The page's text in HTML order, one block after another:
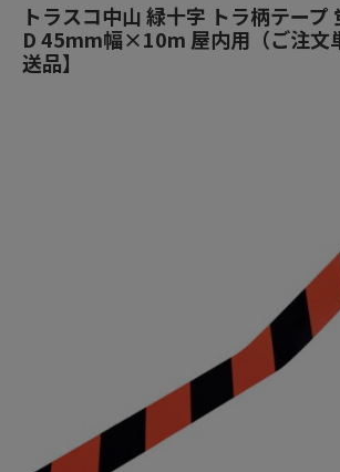
トラスコ中山 緑十字 トラ柄テー
D 45mm幅×10m 屋内用（ご注文
送品】